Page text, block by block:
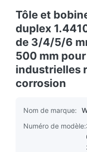
Tôle et
duplex
de 3/4/5/6
500 mm
industrielles
corrosion
Nom de marque:
Numéro de modèle: